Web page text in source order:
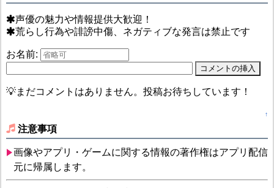
声優の魅力や情報提供大歓迎！
荒らし行為や誹謗中傷、ネガティブな発言は禁止です
お名前:
💡まだコメントはありません。投稿お待ちしています！
↑
注意事項
画像やアプリ・ゲームに関する情報の著作権はアプリ配信
元に帰属します。